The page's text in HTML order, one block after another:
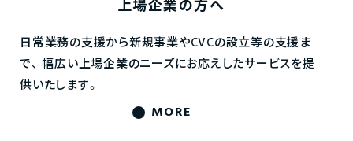
上場企業の方へ
日常業務の支援から新規事業やCVCの設立等の支援ま
で、 幅広い上場企業のニーズにお応えしたサービスを提
供いたします。
MORE